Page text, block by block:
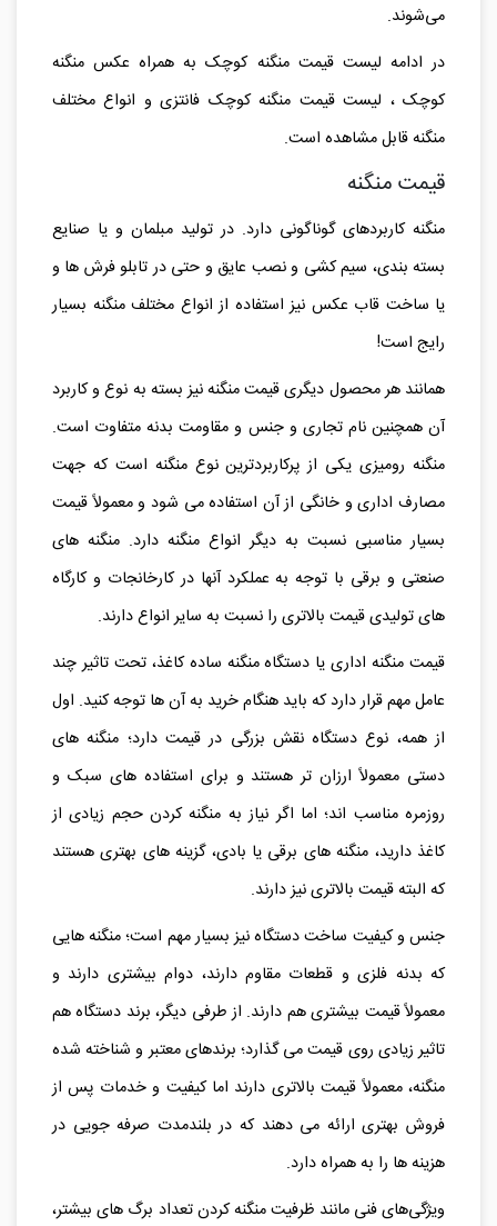
می‌شوند.
در ادامه لیست قیمت منگنه کوچک به همراه عکس منگنه
کوچک ، لیست قیمت منگنه کوچک فانتزی و انواع مختلف
منگنه قابل مشاهده است.
قیمت منگنه
منگنه کاربردهای گوناگونی دارد. در تولید مبلمان و یا صنایع
بسته بندی، سیم کشی و نصب عایق و حتی در تابلو فرش ها و
یا ساخت قاب عکس نیز استفاده از انواع مختلف منگنه بسیار
رایج است!
همانند هر محصول دیگری قیمت منگنه نیز بسته به نوع و کاربرد
آن همچنین نام تجاری و جنس و مقاومت بدنه متفاوت است.
منگنه رومیزی یکی از پرکاربردترین نوع منگنه است که جهت
مصارف اداری و خانگی از آن استفاده می شود و معمولاً قیمت
بسیار مناسبی نسبت به دیگر انواع منگنه دارد. منگنه های
صنعتی و برقی با توجه به عملکرد آنها در کارخانجات و کارگاه
های تولیدی قیمت بالاتری را نسبت به سایر انواع دارند.
قیمت منگنه اداری یا دستگاه منگنه ساده کاغذ، تحت تاثیر چند
عامل مهم قرار دارد که باید هنگام خرید به آن‌ ها توجه کنید. اول
از همه، نوع دستگاه نقش بزرگی در قیمت دارد؛ منگنه‌ های
دستی معمولاً ارزان‌ تر هستند و برای استفاده‌ های سبک و
روزمره مناسب‌ اند؛ اما اگر نیاز به منگنه کردن حجم زیادی از
کاغذ دارید، منگنه‌ های برقی یا بادی، گزینه‌ های بهتری هستند
که البته قیمت بالاتری نیز دارند.
جنس و کیفیت ساخت دستگاه نیز بسیار مهم است؛ منگنه‌ هایی
که بدنه فلزی و قطعات مقاوم دارند، دوام بیشتری دارند و
معمولاً قیمت بیشتری هم دارند. از طرفی دیگر، برند دستگاه هم
تاثیر زیادی روی قیمت می گذارد؛ برندهای معتبر و شناخته‌ شده
منگنه، معمولاً قیمت بالاتری دارند اما کیفیت و خدمات پس از
فروش بهتری ارائه می‌ دهند که در بلندمدت صرفه‌ جویی در
هزینه‌ ها را به همراه دارد.
ویژگی‌های فنی مانند ظرفیت منگنه کردن تعداد برگ‌ های بیشتر،